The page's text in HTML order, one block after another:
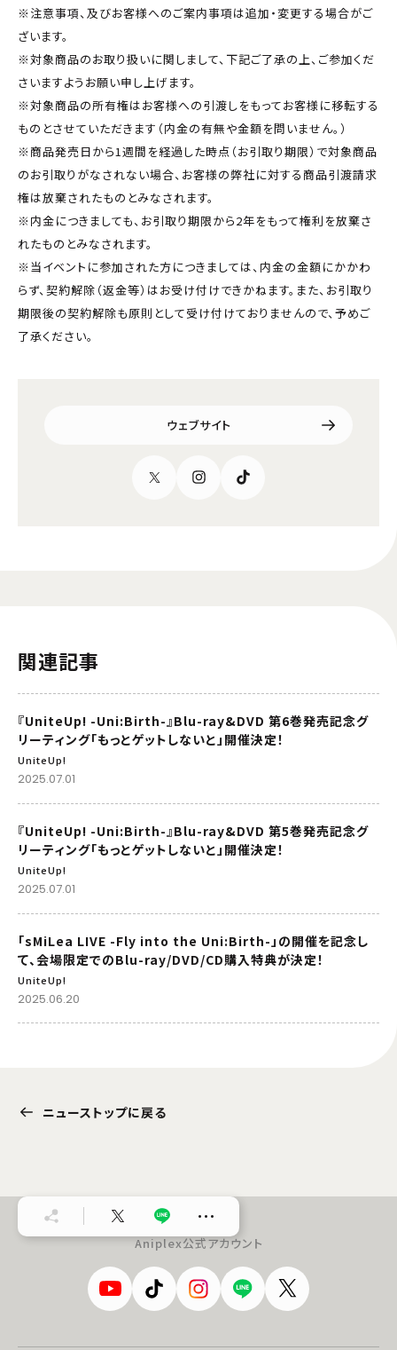
※注意事項、及びお客様へのご案内事項は追加・変更する場合がご
ざいます。
※対象商品のお取り扱いに関しまして、下記ご了承の上、ご参加くだ
さいますようお願い申し上げます。
※対象商品の所有権はお客様への引渡しをもってお客様に移転する
ものとさせていただきます（内金の有無や金額を問いません。）
※商品発売日から1週間を経過した時点（お引取り期限）で対象商品
のお引取りがなされない場合、お客様の弊社に対する商品引渡請求
権は放棄されたものとみなされます。
※内金につきましても、お引取り期限から2年をもって権利を放棄さ
れたものとみなされます。
※当イベントに参加された方につきましては、内金の金額にかかわ
らず、契約解除（返金等）はお受け付けできかねます。また、お引取り
期限後の契約解除も原則として受け付けておりませんので、予めご
了承ください。
ウェブサイト
関連記事
『UniteUp! -Uni:Birth-』Blu-ray&DVD 第6巻発売記念グ
リーティング「もっとゲットしないと」開催決定！
UniteUp!
2025.07.01
『UniteUp! -Uni:Birth-』Blu-ray&DVD 第5巻発売記念グ
リーティング「もっとゲットしないと」開催決定！
UniteUp!
2025.07.01
「sMiLea LIVE -Fly into the Uni:Birth-」の開催を記念し
て、会場限定でのBlu-ray/DVD/CD購入特典が決定！
UniteUp!
2025.06.20
ニューストップに戻る
…
Aniplex公式アカウント